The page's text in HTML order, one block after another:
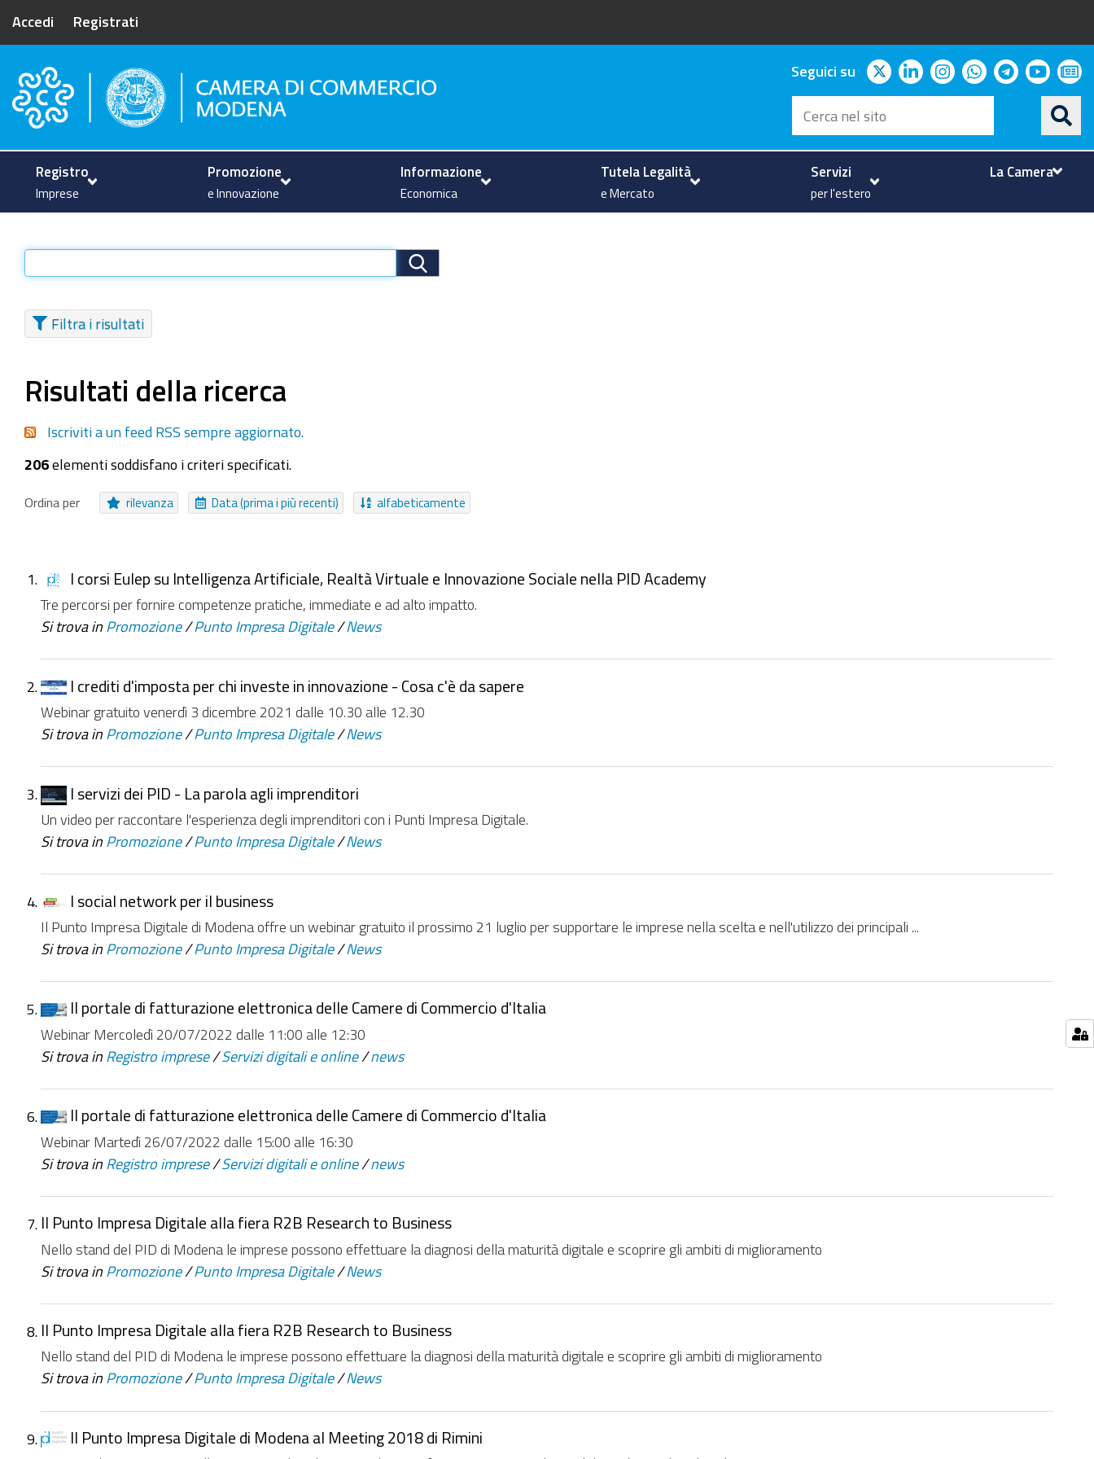
Accedi Registrati
Camera di Commercio di Modena
Seguici su twitterlinkedininstagram
whatsapp
telegram
Cerca
nel
sito
Registro
Imprese
Promozione
e Innovazione
Informazione
Economica
Tutela Legalità
e Mercato
Servizi
per l'estero
La Camera
Filtra i risultati
Seleziona tutti o nessuno
Procedure
Messaggio Area Tematica
Cartella Approfondimento
Cartella EasyForm
Da ieri Nell'ultima settimana Nell'ultimo mese Da sempre
Risultati della ricerca
Iscriviti a un feed RSS sempre aggiornato.
206 elementi soddisfano i criteri specificati.
Ordina per rilevanza Data (prima i più recenti) alfabeticamente
I corsi Eulep su Intelligenza Artificiale, Realtà Virtuale e Innovazione Sociale nella PID Academy
Tre percorsi per fornire competenze pratiche, immediate e ad alto impatto.
Si trova in Promozione /Punto Impresa Digitale /News
I crediti d'imposta per chi investe in innovazione - Cosa c'è da sapere
Webinar gratuito venerdì 3 dicembre 2021 dalle 10.30 alle 12.30
Si trova in Promozione /Punto Impresa Digitale /News
I servizi dei PID - La parola agli imprenditori
Un video per raccontare l'esperienza degli imprenditori con i Punti Impresa Digitale.
Si trova in Promozione /Punto Impresa Digitale /News
I social network per il business
Il Punto Impresa Digitale di Modena offre un webinar gratuito il prossimo 21 luglio per supportare le imprese nella scelta e nell'utilizzo dei principali ...
Si trova in Promozione /Punto Impresa Digitale /News
Il portale di fatturazione elettronica delle Camere di Commercio d'Italia
Webinar Mercoledì 20/07/2022 dalle 11:00 alle 12:30
Si trova in Registro imprese / Servizi digitali e online /news
Il portale di fatturazione elettronica delle Camere di Commercio d'Italia
Webinar Martedì 26/07/2022 dalle 15:00 alle 16:30
Si trova in Registro imprese / Servizi digitali e online /news
Il Punto Impresa Digitale alla fiera R2B Research to Business
Nello stand del PID di Modena le imprese possono effettuare la diagnosi della maturità digitale e scoprire gli ambiti di miglioramento
Si trova in Promozione /Punto Impresa Digitale /News
Il Punto Impresa Digitale alla fiera R2B Research to Business
Nello stand del PID di Modena le imprese possono effettuare la diagnosi della maturità digitale e scoprire gli ambiti di miglioramento
Si trova in Promozione /Punto Impresa Digitale /News
Il Punto Impresa Digitale di Modena al Meeting 2018 di Rimini